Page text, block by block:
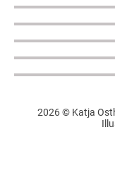
2026 © Katja